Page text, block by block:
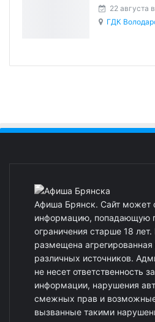
22 августа
ГДК
Афиша Брянск. Сайт может
информацию, попадающую
ограничения старше 18 лет.
размещена
различных источников.
не несет ответственность
информации, нарушения
смежных прав и
вызванные такими